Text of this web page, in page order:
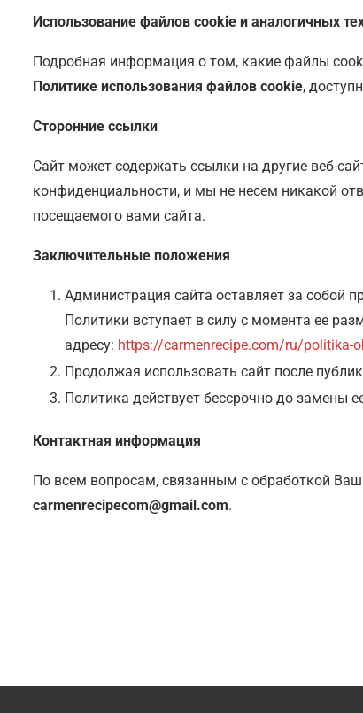
Использование файлов cookie и аналогичных
Подробная информация о том, какие файлы
Политике использования файлов cookie,
Сторонние ссылки
Сайт может содержать ссылки на другие веб-
конфиденциальности, и мы не несем никакой
посещаемого вами сайта.
Заключительные положения
Администрация сайта оставляет за собой
Политики вступает в силу с момента ее
адресу: https://carmenrecipe.com/ru/politika-
Продолжая использовать сайт после
Политика действует бессрочно до замены
Контактная информация
По всем вопросам, связанным с обработкой
carmenrecipecom@gmail.com.